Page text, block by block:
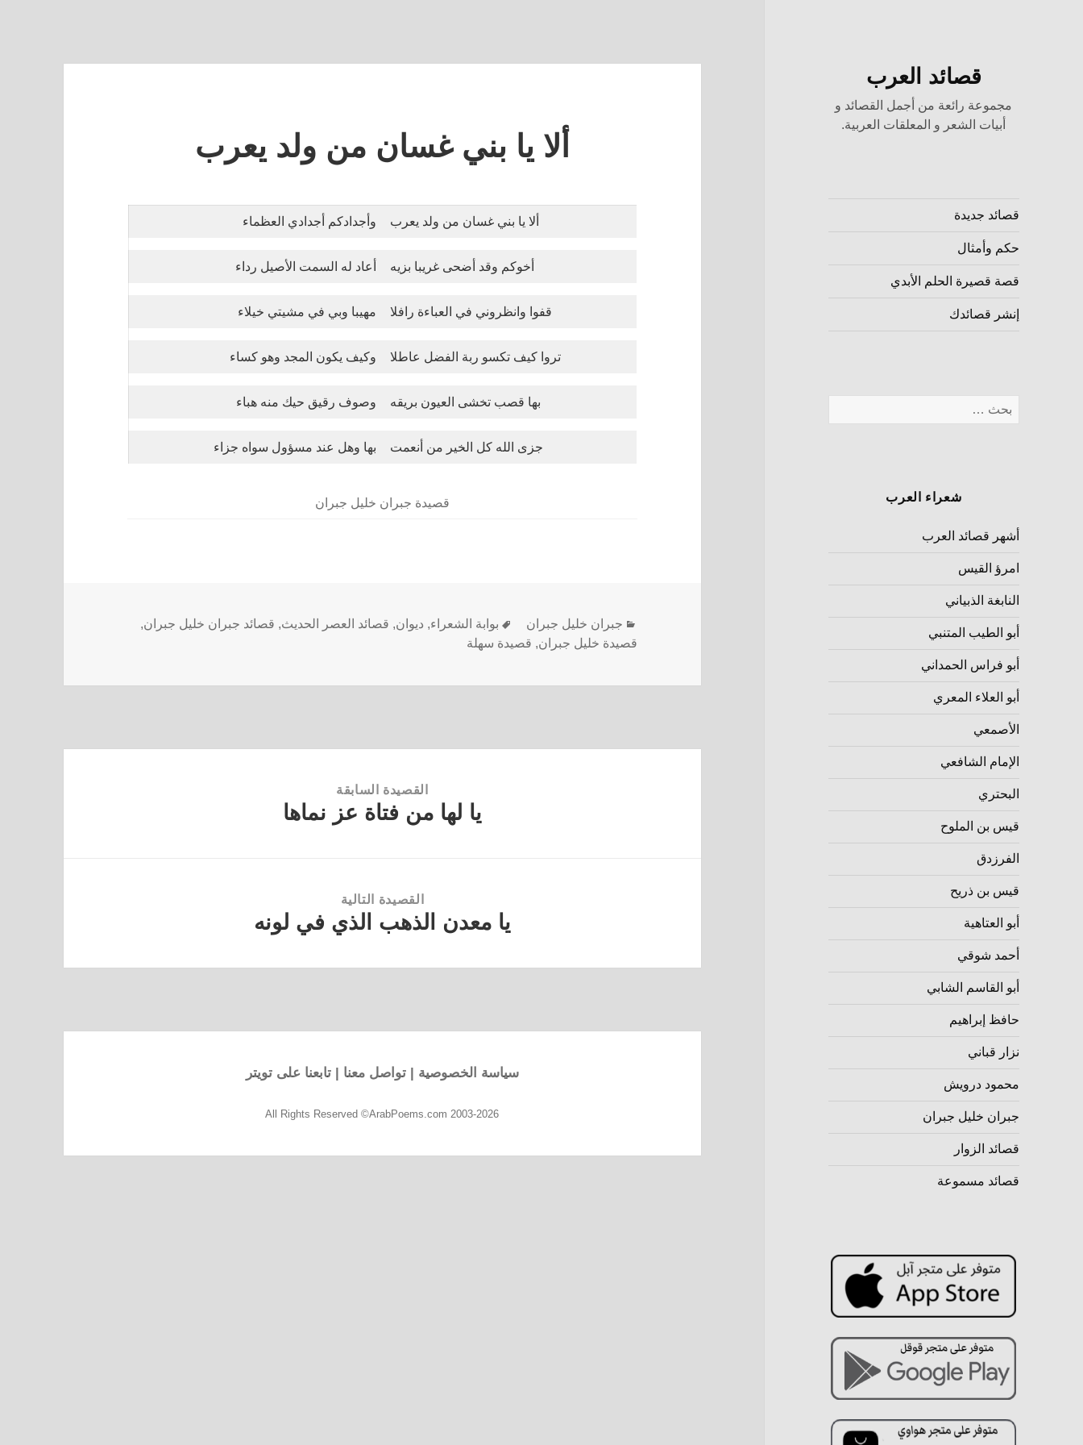
قصائد العرب
مجموعة رائعة من أجمل القصائد و
أبيات الشعر و المعلقات العربية.
قصائد جديدة
حكم وأمثال
قصة قصيرة الحلم الأبدي
إنشر قصائدك
شعراء العرب
أشهر قصائد العرب
امرؤ القيس
النابغة الذبياني
أبو الطيب المتنبي
أبو فراس الحمداني
أبو العلاء المعري
الأصمعي
الإمام الشافعي
البحتري
قيس بن الملوح
الفرزدق
قيس بن ذريح
أبو العتاهية
أحمد شوقي
أبو القاسم الشابي
حافظ إبراهيم
نزار قباني
محمود درويش
جبران خليل جبران
قصائد الزوار
قصائد مسموعة
ألا يا بني غسان من ولد يعرب
ألا يا بني غسان من ولد يعرب وأجدادكم أجدادي العظماء
أخوكم وقد أضحى غريبا بزيه أعاد له السمت الأصيل رداء
قفوا وانظروني في العباءة رافلا مهيبا وبي في مشيتي خيلاء
تروا كيف تكسو ربة الفضل عاطلا وكيف يكون المجد وهو كساء
بها قصب تخشى العيون بريقه وصوف رقيق حيك منه هباء
جزى الله كل الخير من أنعمت بها وهل عند مسؤول سواه جزاء
قصيدة جبران خليل جبران
جبران خليل جبران بوابة الشعراء, ديوان, قصائد العصر الحديث, قصائد جبران خليل جبران,
قصيدة خليل جبران, قصيدة سهلة
القصيدة السابقة
يا لها من فتاة عز نماها
القصيدة التالية
يا معدن الذهب الذي في لونه
سياسة الخصوصية |تواصل معنا |تابعنا على تويتر
All Rights Reserved ©ArabPoems.com 2003-2026